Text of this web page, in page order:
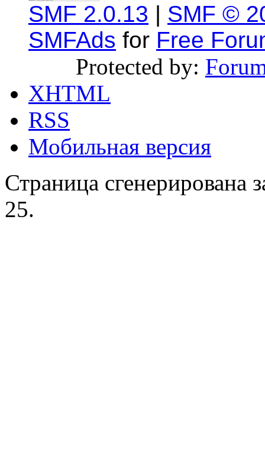
SMF 2.0.13 | SMF ©
SMFAds for Free
Protected by:
XHTML
RSS
Мобильная версия
Страница сгенерирована
25.